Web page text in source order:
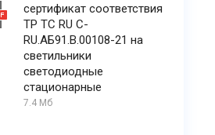
сертификат соответствия
ТР ТС RU C-
RU.АБ91.В.00108-21 на
светильники
светодиодные
стационарные
7.4 Мб